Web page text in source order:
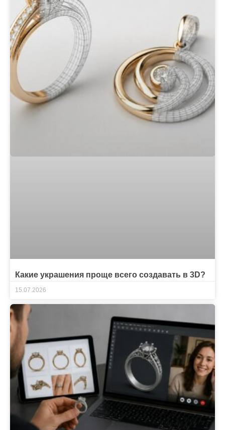
Какие украшения проще всего создавать в 3D?
15.07.2026